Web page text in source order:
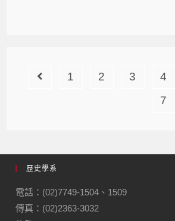
1 2 3 4
7
歷史學系
電話：(02)7749-1504、1509
傳真：(02)2363-3032